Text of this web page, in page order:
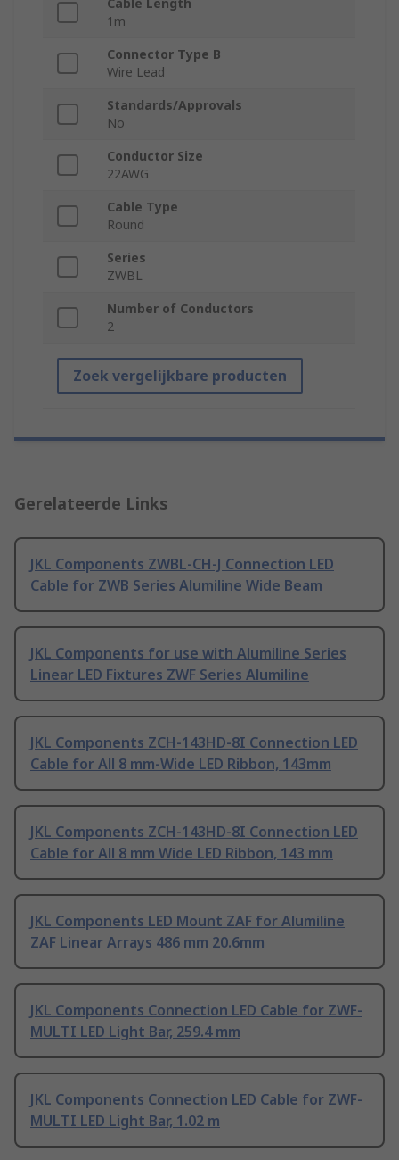
Cable Length
1m
Connector Type B
Wire Lead
Standards/Approvals
No
Conductor Size
22AWG
Cable Type
Round
Series
ZWBL
Number of Conductors
2
Zoek vergelijkbare producten
Gerelateerde Links
JKL Components ZWBL-CH-J Connection LED
Cable for ZWB Series Alumiline Wide Beam
JKL Components for use with Alumiline Series
Linear LED Fixtures ZWF Series Alumiline
JKL Components ZCH-143HD-8I Connection LED
Cable for All 8 mm-Wide LED Ribbon, 143mm
JKL Components ZCH-143HD-8I Connection LED
Cable for All 8 mm Wide LED Ribbon, 143 mm
JKL Components LED Mount ZAF for Alumiline
ZAF Linear Arrays 486 mm 20.6mm
JKL Components Connection LED Cable for ZWF-
MULTI LED Light Bar, 259.4 mm
JKL Components Connection LED Cable for ZWF-
MULTI LED Light Bar, 1.02 m